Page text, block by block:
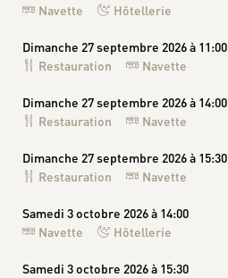
Navette
Hôtellerie
Dimanche 27 septembre 2026 à 11:00
Restauration
Navette
Dimanche 27 septembre 2026 à 14:00
Restauration
Navette
Dimanche 27 septembre 2026 à 15:30
Restauration
Navette
Samedi 3 octobre 2026 à 14:00
Navette
Hôtellerie
Samedi 3 octobre 2026 à 15:30